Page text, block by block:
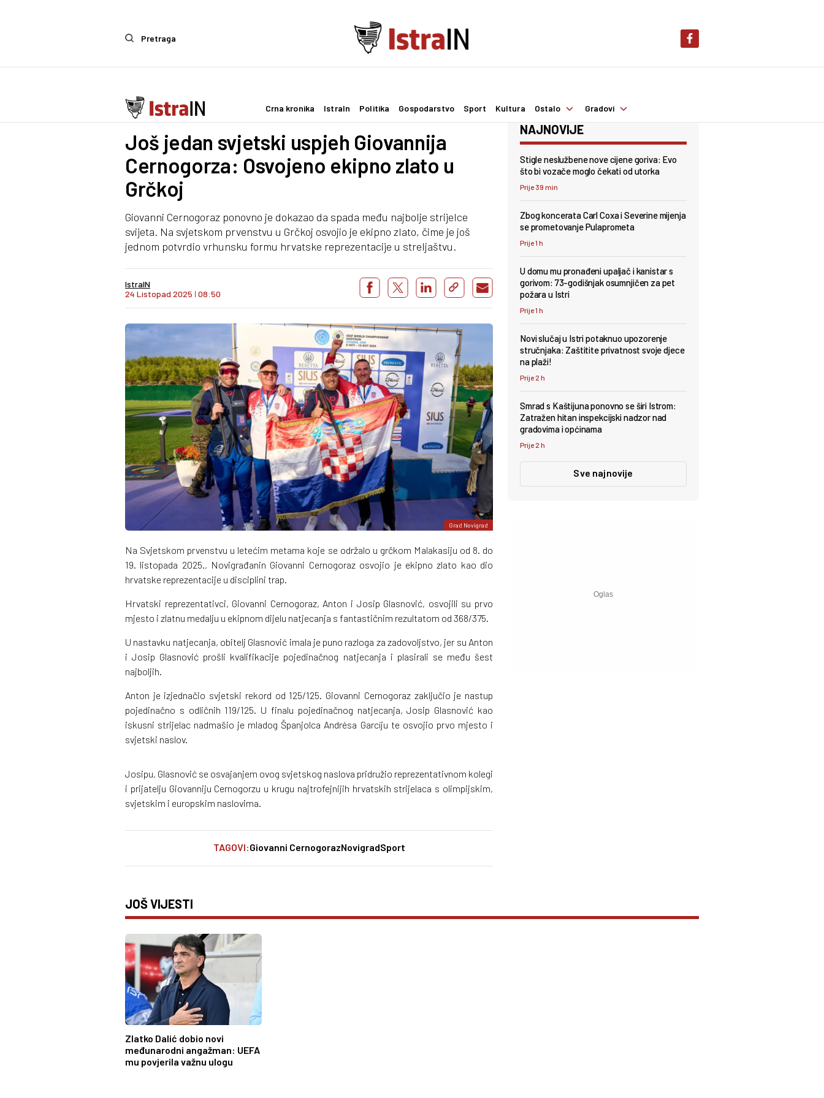
Pretraga
Crna kronika IstraIn Politika Gospodarstvo Sport Kultura Ostalo Gradovi
Sport
Još jedan svjetski uspjeh Giovannija
Cernogorza: Osvojeno ekipno zlato u
Grčkoj
Giovanni Cernogoraz ponovno je dokazao da spada među najbolje strijelce
svijeta. Na svjetskom prvenstvu u Grčkoj osvojio je ekipno zlato, čime je još
jednom potvrdio vrhunsku formu hrvatske reprezentacije u streljaštvu.
IstraIN
24 Listopad 2025 I 08:50
Grad Novigrad
Na Svjetskom prvenstvu u letećim metama koje se održalo u grčkom Malakasiju od 8. do
19. listopada 2025., Novigrađanin Giovanni Cernogoraz osvojio je ekipno zlato kao dio
hrvatske reprezentacije u disciplini trap.
Hrvatski reprezentativci, Giovanni Cernogoraz, Anton i Josip Glasnović, osvojili su prvo
mjesto i zlatnu medalju u ekipnom dijelu natjecanja s fantastičnim rezultatom od 368/375.
U nastavku natjecanja, obitelj Glasnović imala je puno razloga za zadovoljstvo, jer su Anton
i Josip Glasnović prošli kvalifikacije pojedinačnog natjecanja i plasirali se među šest
najboljih.
Anton je izjednačio svjetski rekord od 125/125. Giovanni Cernogoraz zaključio je nastup
pojedinačno s odličnih 119/125. U finalu pojedinačnog natjecanja, Josip Glasnović kao
iskusni strijelac nadmašio je mladog Španjolca Andrésa Garcíju te osvojio prvo mjesto i
svjetski naslov.
Josipu, Glasnović se osvajanjem ovog svjetskog naslova pridružio reprezentativnom kolegi
i prijatelju Giovanniju Cernogorzu u krugu najtrofejnijih hrvatskih strijelaca s olimpijskim,
svjetskim i europskim naslovima.
TAGOVI:Giovanni CernogorazNovigradSport
NAJNOVIJE
Stigle neslužbene nove cijene goriva: Evo
što bi vozače moglo čekati od utorka
Prije 39 min
Zbog koncerata Carl Coxa i Severine mijenja
se prometovanje Pulaprometa
Prije 1 h
U domu mu pronađeni upaljač i kanistar s
gorivom: 73-godišnjak osumnjičen za pet
požara u Istri
Prije 1 h
Novi slučaj u Istri potaknuo upozorenje
stručnjaka: Zaštitite privatnost svoje djece
na plaži!
Prije 2 h
Smrad s Kaštijuna ponovno se širi Istrom:
Zatražen hitan inspekcijski nadzor nad
gradovima i općinama
Prije 2 h
Sve najnovije
JOŠ VIJESTI
Zlatko Dalić dobio novi
međunarodni angažman: UEFA
mu povjerila važnu ulogu